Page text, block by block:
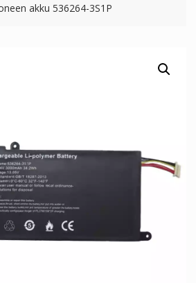
akku 536264-3S1P